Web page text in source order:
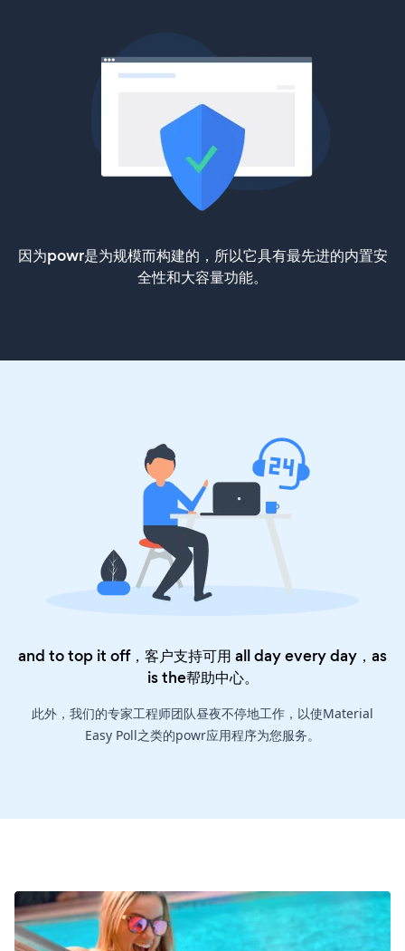
因为powr是为规模而构建的，所以它具有最先进的内置安
全性和大容量功能。
and to top it off，客户支持可用 all day every day，as
is the帮助中心。
此外，我们的专家工程师团队昼夜不停地工作，以使Material
Easy Poll之类的powr应用程序为您服务。